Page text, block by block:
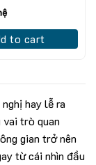
to cart
hay lễ ra
trò quan
gian trở nên
từ cái nhìn đầu